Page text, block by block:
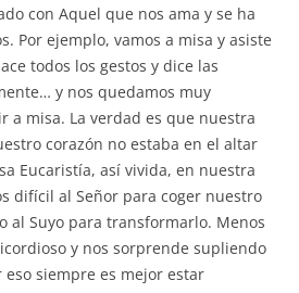
con Aquel que nos ama y se ha
Por ejemplo, vamos a misa y asiste
todos los gestos y dice las
y nos quedamos muy
a misa. La verdad es que nuestra
corazón no estaba en el altar
Eucaristía, así vivida, en nuestra
difícil al Señor para coger nuestro
al Suyo para transformarlo. Menos
y nos sorprende supliendo
siempre es mejor estar